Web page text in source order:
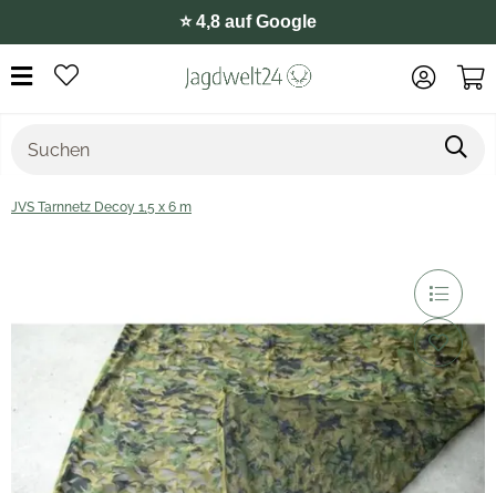
⭐️ 4,8 auf Google
JVS Tarnnetz Decoy 1,5 x 6 m